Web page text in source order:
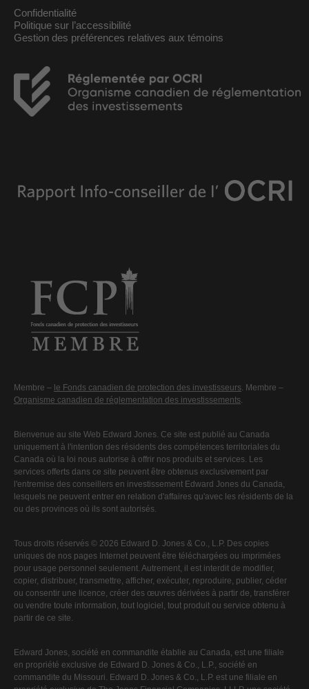
Confidentialité
Politique sur l’accessibilité
Gestion des préférences relatives aux témoins
Membre – le Fonds canadien de protection des investisseurs. Membre –
Organisme canadien de réglementation des investissements.
Bienvenue au site Web Edward Jones. Ce site est publié au Canada
uniquement à l'intention des résidents des compétences territoriales du
Canada où la loi nous autorise à offrir nos produits et services. Les
services offerts dans ce site peuvent être obtenus exclusivement par
l'entremise des conseillers en investissement Edward Jones du Canada,
lesquels ne peuvent entrer en relation d'affaires qu'avec les résidents de la
ou des provinces où ils sont autorisés.
Tous droits réservés © 2026 Edward D. Jones & Co., L.P. Des copies
uniques de nos pages Internet peuvent être téléchargées ou imprimées
pour usage personnel seulement. Autrement, il est interdit de modifier,
copier, distribuer, transmettre, afficher, exécuter, reproduire, publier, céder
ou consentir une licence, créer des œuvres dérivées à partir de, transférer
ou vendre toute information, tout logiciel, tout produit ou service obtenu à
partir de ce site.
Edward Jones, société en commandite établie au Canada, est une filiale
en propriété exclusive de Edward D. Jones & Co., L.P., société en
commandite du Missouri. Edward D. Jones & Co., L.P. est une filiale en